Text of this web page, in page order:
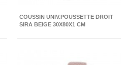
COUSSIN UNIV.POUSSETTE DROIT
SIRA BEIGE 30X80X1 CM